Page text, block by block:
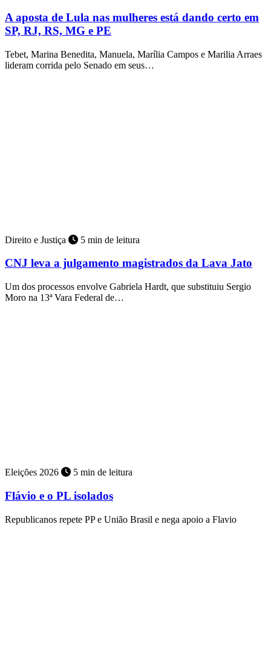
A aposta de Lula nas mulheres está dando certo em
SP, RJ, RS, MG e PE
Tebet, Marina Benedita, Manuela, Marília Campos e Marilia Arraes
lideram corrida pelo Senado em seus…
Direito e Justiça 5 min de leitura
CNJ leva a julgamento magistrados da Lava Jato
Um dos processos envolve Gabriela Hardt, que substituiu Sergio
Moro na 13ª Vara Federal de…
Eleições 2026 5 min de leitura
Flávio e o PL isolados
Republicanos repete PP e União Brasil e nega apoio a Flavio